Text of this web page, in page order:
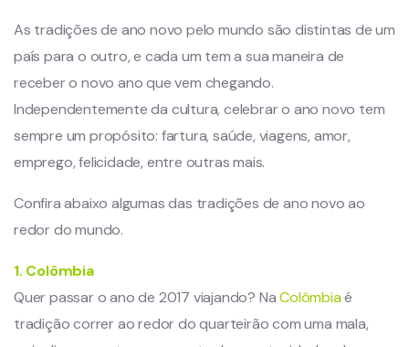
As tradições de ano novo pelo mundo são distintas de um
país para o outro, e cada um tem a sua maneira de
receber o novo ano que vem chegando.
Independentemente da cultura, celebrar o ano novo tem
sempre um propósito: fartura, saúde, viagens, amor,
emprego, felicidade, entre outras mais.
Confira abaixo algumas das tradições de ano novo ao
redor do mundo.
1. Colômbia
Quer passar o ano de 2017 viajando? NaColômbiaé
tradição correr ao redor do quarteirão com uma mala,